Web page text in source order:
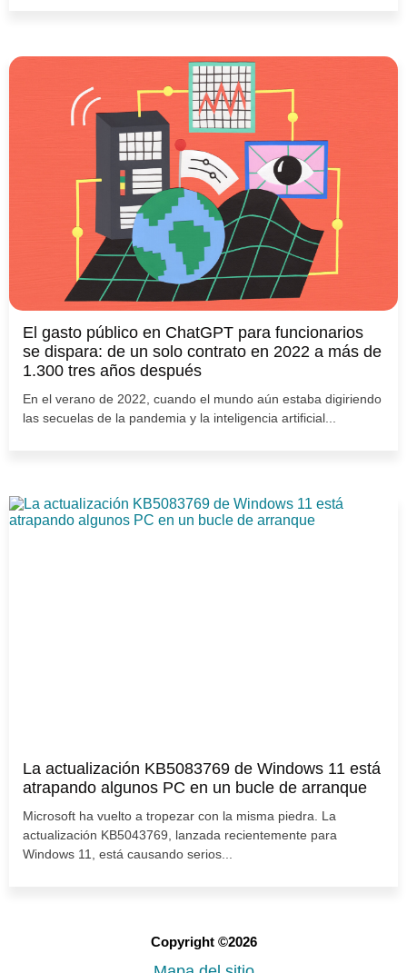
El gasto público en ChatGPT para funcionarios
se dispara: de un solo contrato en 2022 a más de
1.300 tres años después
En el verano de 2022, cuando el mundo aún estaba digiriendo
las secuelas de la pandemia y la inteligencia artificial...
La actualización KB5083769 de Windows 11 está
atrapando algunos PC en un bucle de arranque
Microsoft ha vuelto a tropezar con la misma piedra. La
actualización KB5043769, lanzada recientemente para
Windows 11, está causando serios...
Copyright ©2026